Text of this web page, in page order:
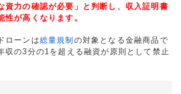
資力の確認が必要」と判断し、収入証明書
が高くなります。
ローンは総量規制 の対象となる金融商品で
収の3分の1を超える融資が原則として禁止